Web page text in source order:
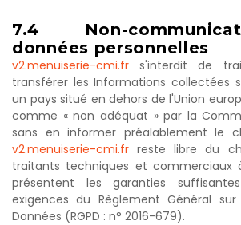
7.4 Non-
données personnelles
v2.menuiserie-cmi.fr s'interdit de
transférer les Informations collectées
un pays situé en dehors de l'Union
comme « non adéquat » par la
sans en informer préalablement le
v2.menuiserie-cmi.fr reste libre du
traitants techniques et commerciaux
présentent les garanties
exigences du Règlement Général
Données (RGPD : n° 2016-679).